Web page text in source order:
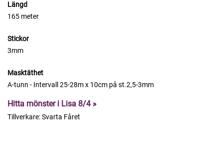
Längd
165 meter
Stickor
3mm
Masktäthet
A-tunn - Intervall 25-28m x 10cm på st.2,5-3mm
Hitta mönster i Lisa 8/4 »
Tillverkare:Svarta Fåret